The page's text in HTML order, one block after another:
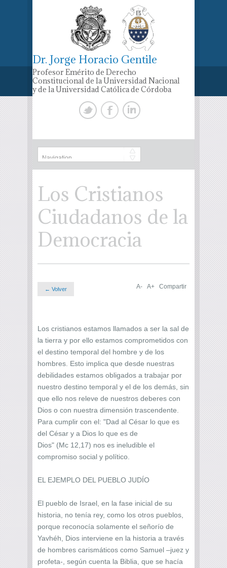
Dr. Jorge Horacio Gentile
Profesor Emérito de Derecho
Constitucional de la Universidad Nacional
y de la Universidad Católica de Córdoba
Los Cristianos
Ciudadanos de la
Democracia
← Volver A- A+ Compartir
Los cristianos estamos llamados a ser la sal de
la tierra y por ello estamos comprometidos con
el destino temporal del hombre y de los
hombres. Esto implica que desde nuestras
debilidades estamos obligados a trabajar por
nuestro destino temporal y el de los demás, sin
que ello nos releve de nuestros deberes con
Dios o con nuestra dimensión trascendente.
Para cumplir con el: "Dad al César lo que es
del César y a Dios lo que es de
Dios" (Mc 12,17) nos es ineludible el
compromiso social y político.
EL EJEMPLO DEL PUEBLO JUDÍO
El pueblo de Israel, en la fase inicial de su
historia, no tenía rey, como los otros pueblos,
porque reconocía solamente el señorío de
Yavhéh, Dios interviene en la historia a través
de hombres carismáticos como Samuel –juez y
profeta-, según cuenta la Biblia, que se hacía